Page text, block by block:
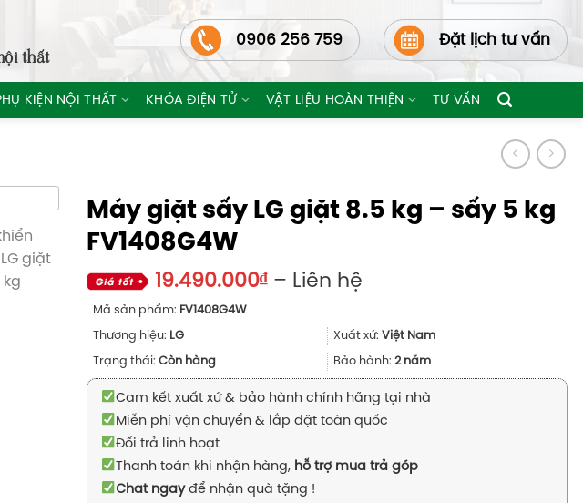
thất
0906 256 759 Đặt lịch tư vấn
KIỆN NỘI THẤT KHÓA ĐIỆN TỬ VẬT LIỆU HOÀN THIỆN TƯ VẤN
Máy giặt sấy LG giặt 8.5 kg – sấy 5 kg
FV1408G4W
19.490.000₫ – Liên hệKhoảng
19.490.000₫
đến
Liên
hệ
Mã sản phẩm: FV1408G4W
Thương hiệu: LG Xuất xứ: Việt Nam
Trạng thái: Còn hàng Bảo hành: 2 năm
Cam kết xuất xứ & bảo hành chính hãng tại nhà
Miễn phí vận chuyển & lắp đặt toàn quốc
Đổi trả linh hoạt
Thanh toán khi nhận hàng, hỗ trợ mua trả góp
Chat ngayđể nhận quà tặng !